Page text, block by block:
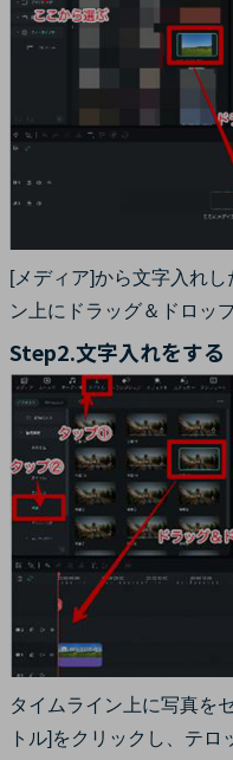
[メディア]から文字入れ
ン上にドラッグ＆ドロッ
Step2.文字入れをする
タイムライン上に写真を
トル]をクリックし、テ